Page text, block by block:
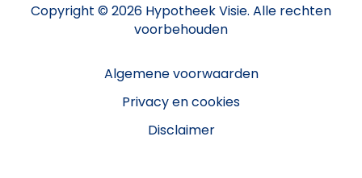
Copyright © 2026 Hypotheek Visie. Alle rechten
voorbehouden
Algemene voorwaarden
Privacy en cookies
Disclaimer